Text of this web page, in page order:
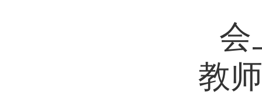
会
教